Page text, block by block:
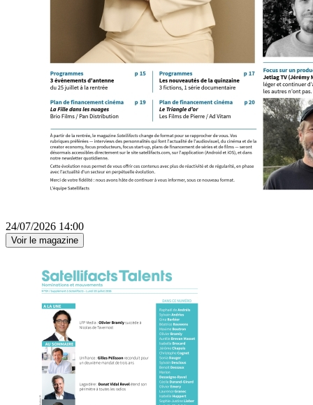
24/07/2026 14:00
Voir le magazine